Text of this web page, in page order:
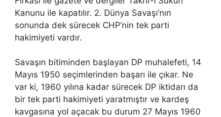
Kanunu ile kapatılır. 2. Dünya Savaşı’nın
sonunda dek sürecek CHP’nin tek parti
hakimiyeti vardır.
Savaşın bitiminden başlayan DP muhalefeti, 14
Mayıs 1950 seçimlerinden başarı ile çıkar. Ne
var ki, 1960 yılına kadar sürecek DP iktidarı da
bir tek parti hakimiyeti yaratmıştır ve kardeş
kavgasına yol açacak bu durum 27 Mayıs 1960